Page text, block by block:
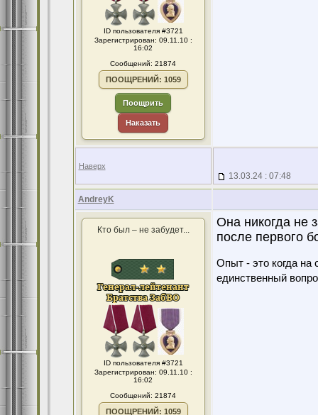
ID пользователя #3721
Зарегистрирован: 09.11.10 :
16:02
Сообщений: 21874
ПООЩРЕНИЙ: 1059
Поощрить
Наказать
Наверх
13.03.24 : 07:48
AndreyK
Кто был – не забудет...
ID пользователя #3721
Зарегистрирован: 09.11.10 :
16:02
Сообщений: 21874
ПООЩРЕНИЙ: 1059
Она никогда не
после первого
Опыт - это когда на
единственный